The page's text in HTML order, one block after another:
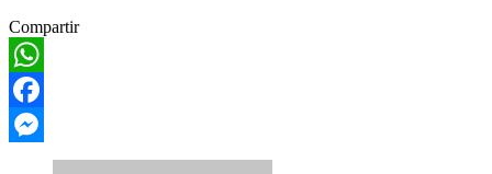
Compartir
WhatsApp
Facebook
Messenger